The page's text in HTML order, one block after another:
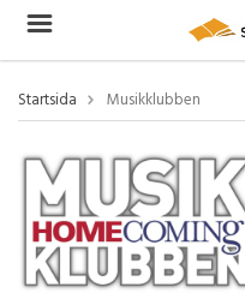
Startsida Musikklubben